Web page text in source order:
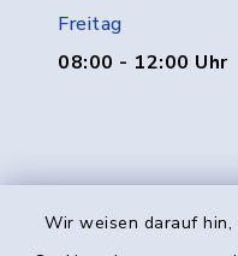
Wir weisen darauf
Freitag
08:00 - 12:00 Uhr